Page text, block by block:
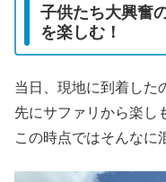
子供たち大興奮
を楽しむ！
当日、現地に到着した
先にサファリから楽し
この時点ではそんなに